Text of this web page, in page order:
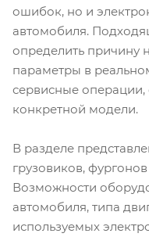
ошибок, но и
автомобиля.
определить причину
параметры в
сервисные операции,
конкретной модели.
В разделе
грузовиков,
Возможности
автомобиля, типа
используемых